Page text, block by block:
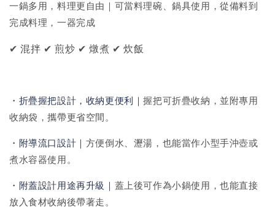
一鍋多用，料理更自由｜可當料理碗、鍋具使用，從備料到
完成料理，一器完成
✔ 混拌 ✔ 煎炒 ✔ 燉煮 ✔ 炊飯
・折疊握把設計，收納更便利｜握把可折疊收納，並附專用
收納袋，攜帶更省空間。
・附導流口設計｜ 方便倒水、瀝湯，也能當作小型手沖壺或
煮水容器使用。
・附蓋設計用途再升級｜ 蓋上後可作為小鍋使用，也能直接
放入食材收納後帶著走。